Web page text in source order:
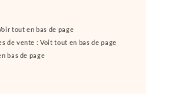
tout en bas de page
de vente : Voit tout en bas de page
bas de page